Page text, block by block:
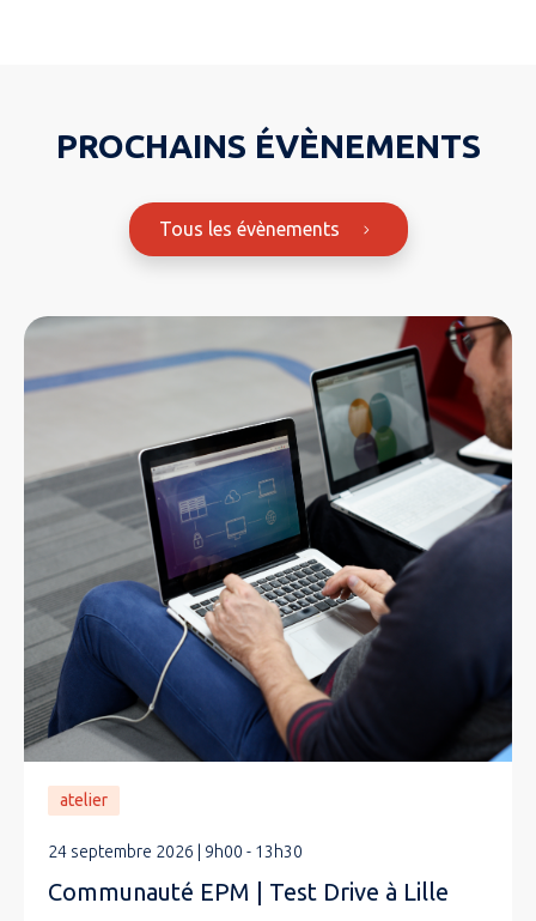
PROCHAINS ÉVÈNEMENTS
Tous les évènements
atelier
24 septembre 2026 | 9h00 - 13h30
Communauté EPM | Test Drive à Lille